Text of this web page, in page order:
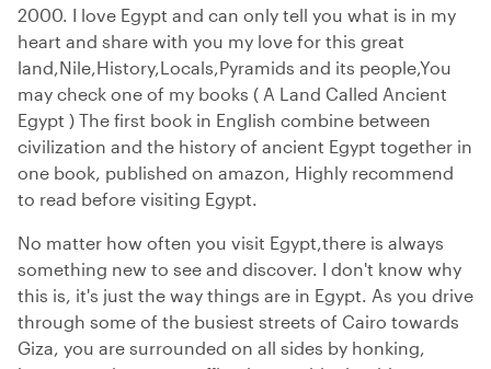
2000. I love Egypt and can only tell you what is in my
heart and share with you my love for this great
land,Nile,History,Locals,Pyramids and its people,You
may check one of my books ( A Land Called Ancient
Egypt ) The first book in English combine between
civilization and the history of ancient Egypt together in
one book, published on amazon, Highly recommend
to read before visiting Egypt.
No matter how often you visit Egypt,there is always
something new to see and discover. I don't know why
this is, it's just the way things are in Egypt. As you drive
through some of the busiest streets of Cairo towards
Giza, you are surrounded on all sides by honking,